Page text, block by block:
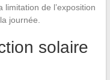
de l’exposition
journée.
solaire